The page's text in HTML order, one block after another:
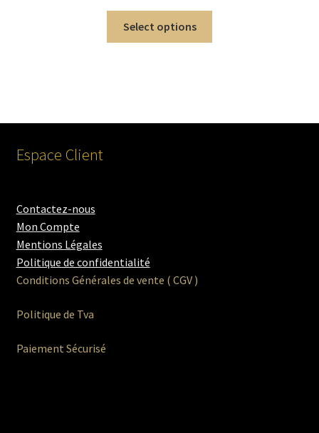
Select options
Espace Client
Contactez-nous
Mon Compte
Mentions Légales
Politique de confidentialité
Conditions Générales de vente ( CGV )
Politique de Tva
Paiement Sécurisé